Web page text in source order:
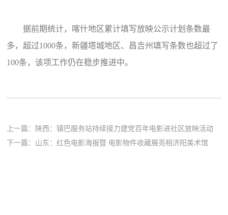
据前期统计，喀什地区累计填写放映公示计划条数最
多，超过1000条，新疆塔城地区、昌吉州填写条数也超过了
100条，该项工作仍在稳步推进中。
上一篇：
陕西：镇巴服务站持续接力建党百年电影进社区放映活动
下一篇： 山东：红色电影海报暨 电影物件收藏展亮相济阳美术馆